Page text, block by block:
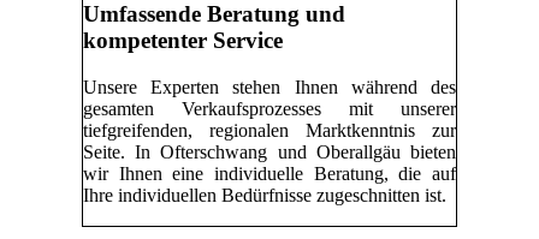
Umfassende Beratung und
kompetenter Service
Unsere Experten stehen Ihnen während des
gesamten Verkaufsprozesses mit unserer
tiefgreifenden, regionalen Marktkenntnis zur
Seite. In Ofterschwang und Oberallgäu bieten
wir Ihnen eine individuelle Beratung, die auf
Ihre individuellen Bedürfnisse zugeschnitten ist.